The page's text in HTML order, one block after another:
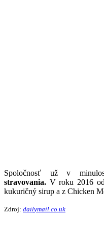
Spoločnosť už v
stravovania. V roku 2016
kukuričný sirup a z Chicken
Zdroj: dailymail.co.uk